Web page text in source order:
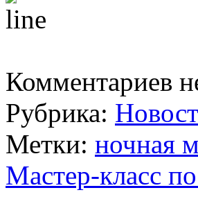
Комментариев
Рубрика:
Метки: ночная
Мастер-класс